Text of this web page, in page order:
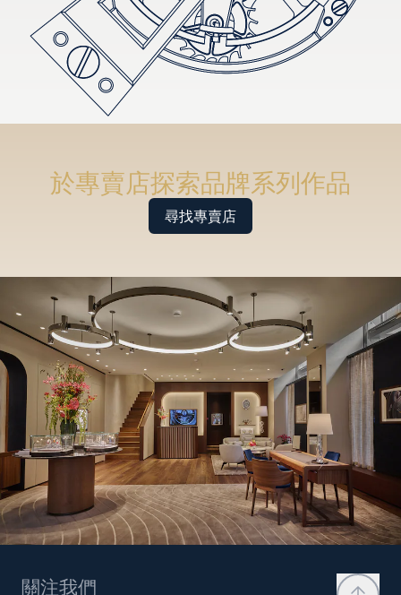
於專賣店探索品牌系列作品
尋找專賣店
關注我們